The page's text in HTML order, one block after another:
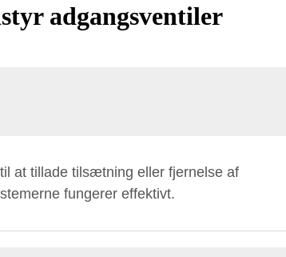
adgangsventiler
at tillade tilsætning eller fjernelse af
fungerer effektivt.